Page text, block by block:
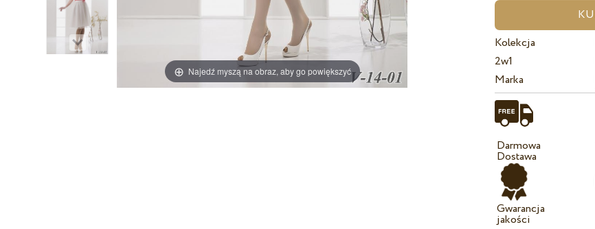
Najedź myszą na obraz, aby go powiększyć
Kolekcja
2w1
Marka
Darmowa
Dostawa
Gwarancja
jakości